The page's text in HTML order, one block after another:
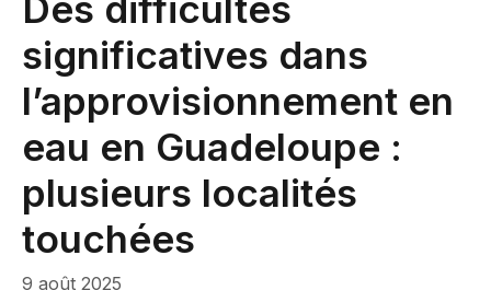
significatives dans
l’approvisionnement en
eau en Guadeloupe :
plusieurs localités
touchées
9 août 2025